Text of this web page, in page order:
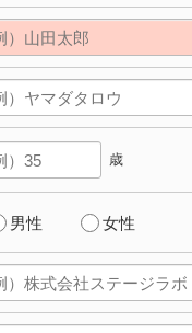
歳
男性 女性